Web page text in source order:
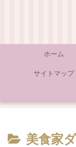
ホーム
サイトマップ
美食家